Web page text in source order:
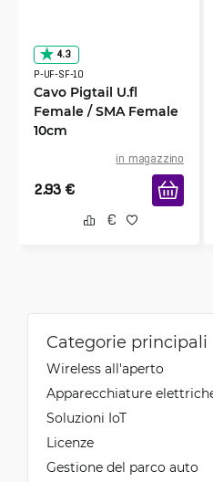
4.3
P-UF-SF-10
Cavo Pigtail U.fl
Female / SMA Female
10cm
in magazzino
2.93 €
Categorie principali
Wireless all'aperto
Apparecchiature
Soluzioni IoT
Licenze
Gestione del parco auto